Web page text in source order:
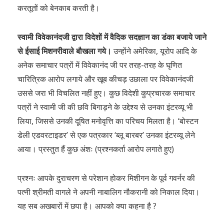
करतूतों को बेनकाब करती है।
स्वामी विवेकानंदजी द्वारा विदेशों में वैदिक सदज्ञान का डंका बजाये जाने
से ईसाई मिशनरीवाले बौखला गये। उन्होंने अमेरिका, यूरोप आदि के
अनेक समाचार पत्रों में विवेकानंद जी पर तरह-तरह के घृणित
चारित्रिक आरोप लगाये और खूब कीचड़ उछाला पर विवेकानंदजी
उससे जरा भी विचलित नहीं हुए। कुछ विदेशी कुप्रचारक समाचार
पत्रों ने स्वामी जी की छवि बिगाड़ने के उद्देश्य से उनका इंटरव्यू भी
लिया, जिससे उनकी दूषित मनोवृत्ति का परिचय मिलता है। ‘बोस्टन
डेली एडवरटाइडर’ से एक पत्रकार ‘ब्लू बारबर’ उनका इंटरव्यू लेने
आया। प्रस्तुत हैं कुछ अंशः (प्रश्नकर्ता आरोप लगाते हुए)
प्रश्नः आपके दुराचरण से परेशान होकर मिशीगन के पूर्व गवर्नर की
पत्नी श्रीमती वागले ने अपनी नाबालिग नौकरानी को निकाल दिया।
यह सब अखबारों में छपा है। आपको क्या कहना है ?